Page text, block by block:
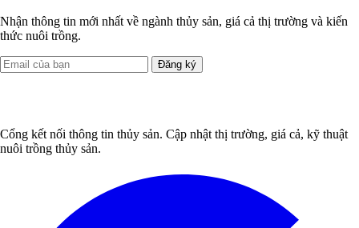
Nhận thông tin mới nhất về ngành thủy sản, giá cả thị trường và kiến
thức nuôi trồng.
Đăng ký
Cổng kết nối thông tin thủy sản. Cập nhật thị trường, giá cả, kỹ thuật
nuôi trồng thủy sản.